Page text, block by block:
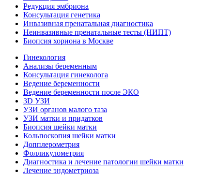
Редукция эмбриона
Консультация генетика
Инвазивная пренатальная диагностика
Неинвазивные пренатальные тесты (НИПТ)
Биопсия хориона в Москве
Гинекология
Анализы беременным
Консультация гинеколога
Ведение беременности
Ведение беременности после ЭКО
3D УЗИ
УЗИ органов малого таза
УЗИ матки и придатков
Биопсия шейки матки
Кольпоскопия шейки матки
Допплерометрия
Фолликулометрия
Диагностика и лечение патологии шейки матки
Лечение эндометриоза